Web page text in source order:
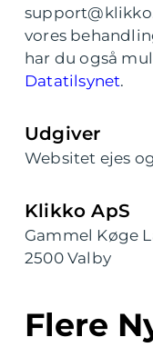
vores
har du også
Datatilsynet.
Udgiver
Websitet ejes
Klikko ApS
Gammel Køge
2500 Valby
Flere